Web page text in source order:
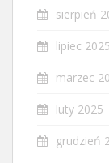
sierpień
lipiec 2025
marzec
luty 2025
grudzień